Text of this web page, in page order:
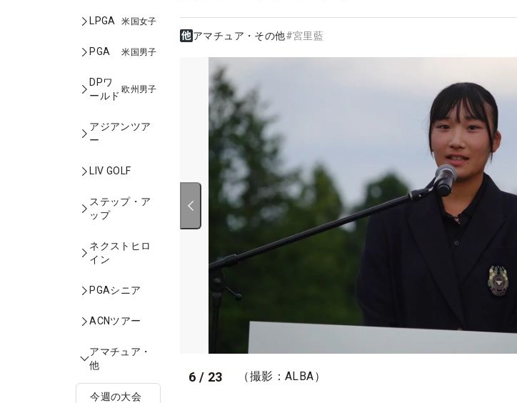
LPGA 米国女子
PGA 米国男子
DPワ
ールド
欧州男子
アジアンツア
ー
LIV GOLF
ステップ・ア
ップ
ネクストヒロ
イン
PGAシニア
ACNツアー
アマチュア・
他
今週の大会
アマチュア・その他#宮里藍
6 / 23 （撮影：ALBA）